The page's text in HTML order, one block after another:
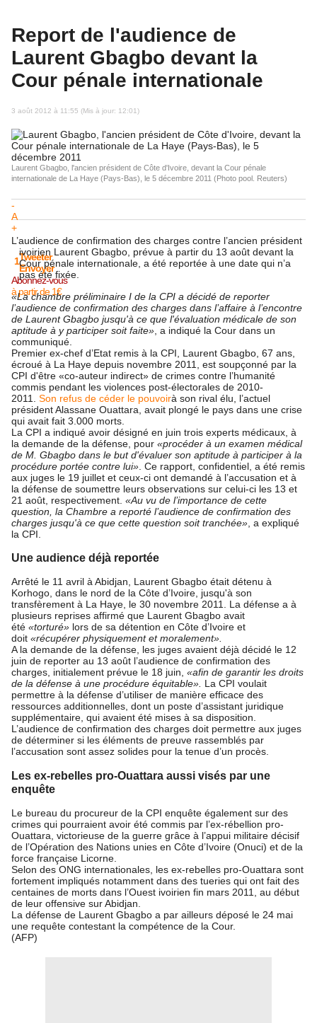
Report de l'audience de
Laurent Gbagbo devant la
Cour pénale internationale
3 août 2012 à 11:55 (Mis à jour: 12:01)
Laurent Gbagbo, l'ancien président de Côte d'Ivoire, devant la Cour pénale
internationale de La Haye (Pays-Bas), le 5 décembre 2011 (Photo pool. Reuters)
-
A
+
1Tweeter
Envoyer
Abonnez-vous
à partir de 1€
L’audience de confirmation des charges contre l’ancien président
ivoirien Laurent Gbagbo, prévue à partir du 13 août devant la
Cour pénale internationale, a été reportée à une date qui n’a
pas été fixée.
«La chambre préliminaire I de la CPI a décidé de reporter
l’audience de confirmation des charges dans l’affaire à l’encontre
de Laurent Gbagbo jusqu'à ce que l'évaluation médicale de son
aptitude à y participer soit faite» , a indiqué la Cour dans un
communiqué.
Premier ex-chef d’Etat remis à la CPI, Laurent Gbagbo, 67 ans,
écroué à La Haye depuis novembre 2011, est soupçonné par la
CPI d'être «co-auteur indirect» de crimes contre l’humanité
commis pendant les violences post-électorales de 2010-
2011. Son refus de céder le pouvoirà son rival élu, l’actuel
président Alassane Ouattara, avait plongé le pays dans une crise
qui avait fait 3.000 morts.
La CPI a indiqué avoir désigné en juin trois experts médicaux, à
la demande de la défense, pour «procéder à un examen médical
de M. Gbagbo dans le but d'évaluer son aptitude à participer à la
procédure portée contre lui» . Ce rapport, confidentiel, a été remis
aux juges le 19 juillet et ceux-ci ont demandé à l’accusation et à
la défense de soumettre leurs observations sur celui-ci les 13 et
21 août, respectivement. «Au vu de l’importance de cette
question, la Chambre a reporté l’audience de confirmation des
charges jusqu'à ce que cette question soit tranchée» , a expliqué
la CPI.
Une audience déjà reportée
Arrêté le 11 avril à Abidjan, Laurent Gbagbo était détenu à
Korhogo, dans le nord de la Côte d’Ivoire, jusqu'à son
transfèrement à La Haye, le 30 novembre 2011. La défense a à
plusieurs reprises affirmé que Laurent Gbagbo avait
été «torturé» lors de sa détention en Côte d’Ivoire et
doit «récupérer physiquement et moralement».
A la demande de la défense, les juges avaient déjà décidé le 12
juin de reporter au 13 août l’audience de confirmation des
charges, initialement prévue le 18 juin, «afin de garantir les droits
de la défense à une procédure équitable». La CPI voulait
permettre à la défense d’utiliser de manière efficace des
ressources additionnelles, dont un poste d’assistant juridique
supplémentaire, qui avaient été mises à sa disposition.
L’audience de confirmation des charges doit permettre aux juges
de déterminer si les éléments de preuve rassemblés par
l’accusation sont assez solides pour la tenue d’un procès.
Les ex-rebelles pro-Ouattara aussi visés par une
enquête
Le bureau du procureur de la CPI enquête également sur des
crimes qui pourraient avoir été commis par l’ex-rébellion pro-
Ouattara, victorieuse de la guerre grâce à l’appui militaire décisif
de l’Opération des Nations unies en Côte d’Ivoire (Onuci) et de la
force française Licorne.
Selon des ONG internationales, les ex-rebelles pro-Ouattara sont
fortement impliqués notamment dans des tueries qui ont fait des
centaines de morts dans l’Ouest ivoirien fin mars 2011, au début
de leur offensive sur Abidjan.
La défense de Laurent Gbagbo a par ailleurs déposé le 24 mai
une requête contestant la compétence de la Cour.
(AFP)